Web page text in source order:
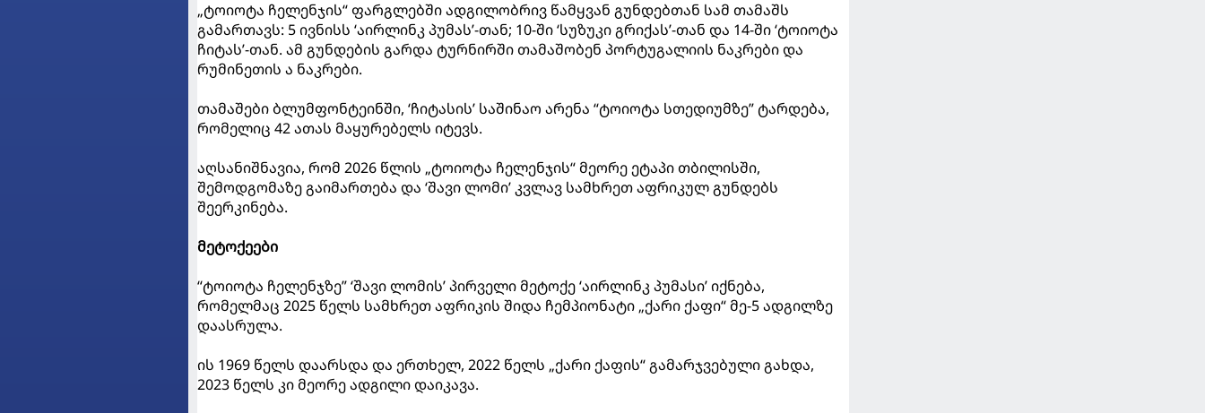
„ტოიოტა ჩელენჯის“ ფარგლებში ადგილობრივ წამყვან გუნდებთან სამ თამაშს
გამართავს: 5 ივნისს ‘აირლინკ პუმას’-თან; 10-ში ‘სუზუკი გრიქას’-თან და 14-ში ‘ტოიოტა
ჩიტას’-თან. ამ გუნდების გარდა ტურნირში თამაშობენ პორტუგალიის ნაკრები და
რუმინეთის ა ნაკრები.
თამაშები ბლუმფონტეინში, ‘ჩიტასის’ საშინაო არენა “ტოიოტა სთედიუმზე” ტარდება,
რომელიც 42 ათას მაყურებელს იტევს.
აღსანიშნავია, რომ 2026 წლის „ტოიოტა ჩელენჯის“ მეორე ეტაპი თბილისში,
შემოდგომაზე გაიმართება და ‘შავი ლომი’ კვლავ სამხრეთ აფრიკულ გუნდებს
შეერკინება.
მეტოქეები
“ტოიოტა ჩელენჯზე” ‘შავი ლომის’ პირველი მეტოქე ‘აირლინკ პუმასი’ იქნება,
რომელმაც 2025 წელს სამხრეთ აფრიკის შიდა ჩემპიონატი „ქარი ქაფი“ მე-5 ადგილზე
დაასრულა.
ის 1969 წელს დაარსდა და ერთხელ, 2022 წელს „ქარი ქაფის“ გამარჯვებული გახდა,
2023 წელს კი მეორე ადგილი დაიკავა.